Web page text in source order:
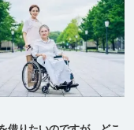
たらいいでしょうか？